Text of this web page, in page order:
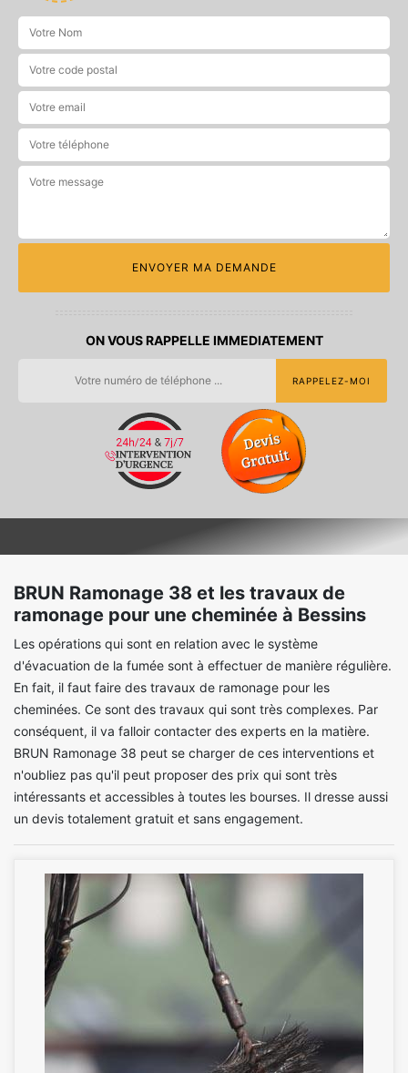
ON VOUS RAPPELLE IMMEDIATEMENT
BRUN Ramonage 38 et les travaux de
ramonage pour une cheminée à Bessins
Les opérations qui sont en relation avec le système
d'évacuation de la fumée sont à effectuer de manière régulière.
En fait, il faut faire des travaux de ramonage pour les
cheminées. Ce sont des travaux qui sont très complexes. Par
conséquent, il va falloir contacter des experts en la matière.
BRUN Ramonage 38 peut se charger de ces interventions et
n'oubliez pas qu'il peut proposer des prix qui sont très
intéressants et accessibles à toutes les bourses. Il dresse aussi
un devis totalement gratuit et sans engagement.